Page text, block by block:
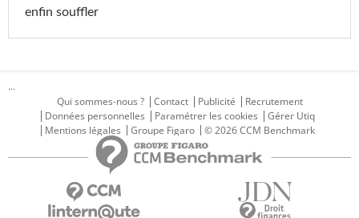
enfin souffler
...
Qui sommes-nous ?
Contact Publicité
Recrutement
Données personnelles
Paramétrer les cookies
Gérer Utiq
Mentions légales
Groupe Figaro © 2026 CCM Benchmark